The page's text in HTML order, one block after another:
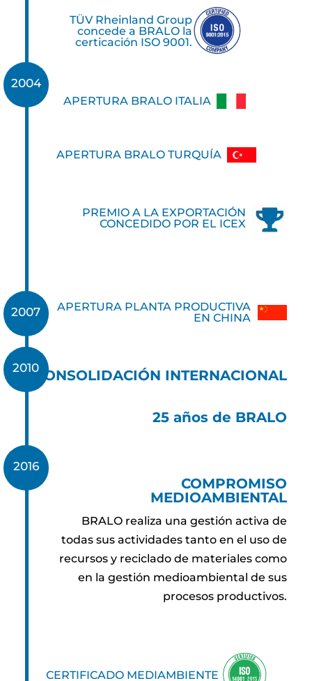
TÜV Rheinland Group
concede a BRALO la
certicación ISO 9001.
APERTURA BRALO ITALIA
APERTURA BRALO TURQUÍA
PREMIO A LA EXPORTACIÓN
CONCEDIDO POR EL ICEX
2004
2007
APERTURA PLANTA PRODUCTIVA
EN CHINA
CONSOLIDACIÓN INTERNACIONAL
25 años de BRALO
2010
COMPROMISO
MEDIOAMBIENTAL
BRALO realiza una gestión activa de
todas sus actividades tanto en el uso de
recursos y reciclado de materiales como
en la gestión medioambiental de sus
procesos productivos.
2016
CERTIFICADO MEDIAMBIENTE